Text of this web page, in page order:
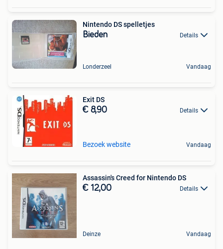
Nintendo DS spelletjes
Bieden Details
Londerzeel Vandaag
Exit DS
€ 8,90 Details
Bezoek website Vandaag
Assassin's Creed for Nintendo DS
€ 12,00 Details
Deinze Vandaag